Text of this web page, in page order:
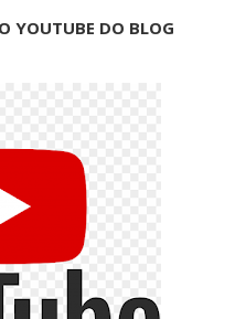
YOUTUBE DO BLOG